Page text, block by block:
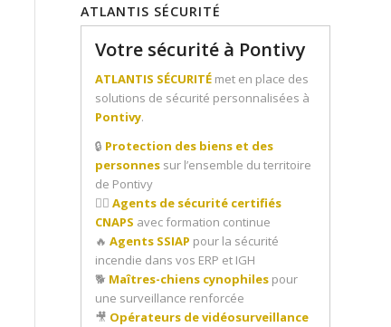
ATLANTIS SÉCURITÉ
Votre sécurité à Pontivy
ATLANTIS SÉCURITÉ met en place des
solutions de sécurité personnalisées à
Pontivy.
🔒 Protection des biens et des
personnes sur l’ensemble du territoire
de Pontivy
👮‍♂️Agents de sécurité certifiés
CNAPS avec formation continue
🔥Agents SSIAP pour la sécurité
incendie dans vos ERP et IGH
🐕 Maîtres-chiens cynophiles pour
une surveillance renforcée
🎥 Opérateurs de vidéosurveillance